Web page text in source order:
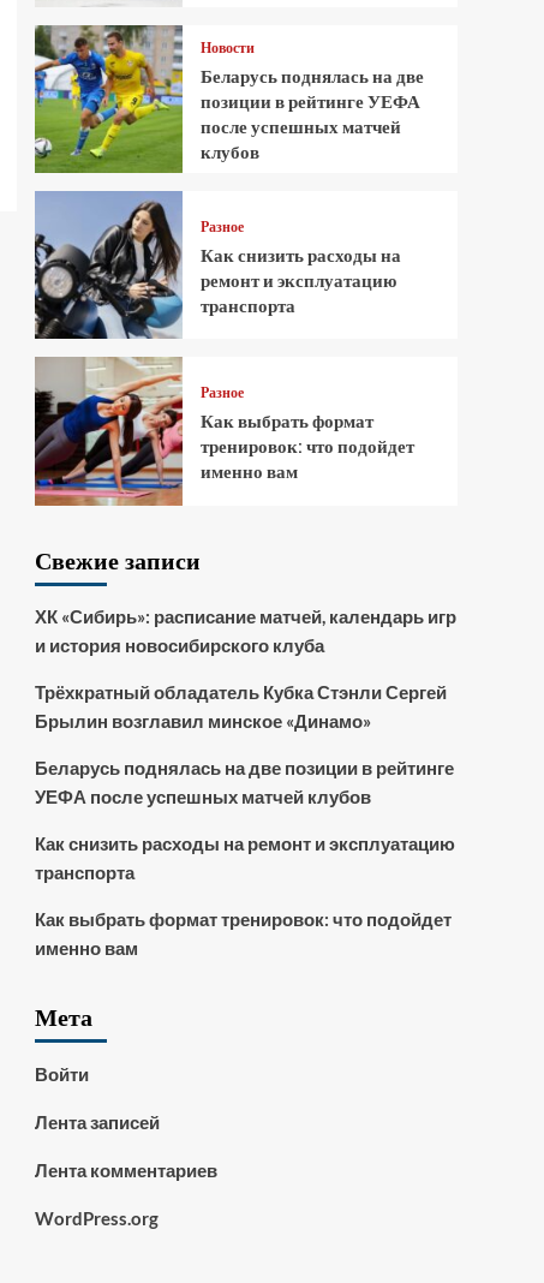
Новости
Беларусь поднялась на две
позиции в рейтинге УЕФА
после успешных матчей
клубов
Разное
Как снизить расходы на
ремонт и эксплуатацию
транспорта
Разное
Как выбрать формат
тренировок: что подойдет
именно вам
Свежие записи
ХК «Сибирь»: расписание матчей, календарь игр
и история новосибирского клуба
Трёхкратный обладатель Кубка Стэнли Сергей
Брылин возглавил минское «Динамо»
Беларусь поднялась на две позиции в рейтинге
УЕФА после успешных матчей клубов
Как снизить расходы на ремонт и эксплуатацию
транспорта
Как выбрать формат тренировок: что подойдет
именно вам
Мета
Войти
Лента записей
Лента комментариев
WordPress.org